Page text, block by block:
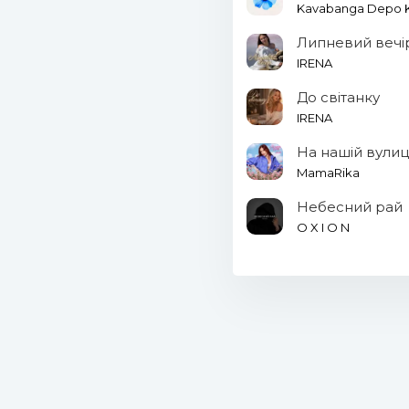
Kavabanga Depo
Липневий
IRENA
До світанку
IRENA
На нашій
MamaRika
Небесний рай
O X I O N